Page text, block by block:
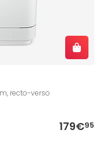
recto-verso
179€95